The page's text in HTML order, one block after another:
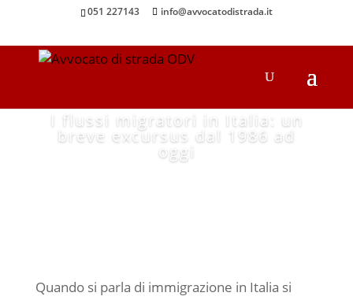
051 227143 info@avvocatodistrada.it
I flussi migratori in Italia: un
breve excursus dal 1986 ad
oggi
Quando si parla di immigrazione in Italia si